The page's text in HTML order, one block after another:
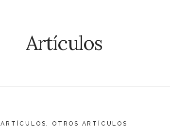
Artículos
ARTÍCULOS, OTROS ARTÍCULOS